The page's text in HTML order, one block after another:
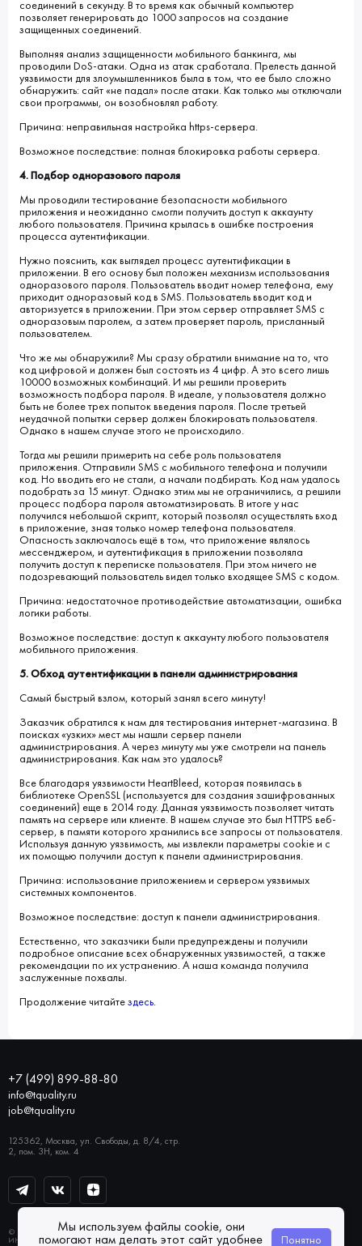
соединений в секунду. В то время как обычный компьютер
позволяет генерировать до 1000 запросов на создание
защищенных соединений.
Выполняя анализ защищенности мобильного банкинга, мы
проводили DoS-атаки. Одна из атак сработала. Прелесть данной
уязвимости для злоумышленников была в том, что ее было сложно
обнаружить: сайт «не падал» после атаки. Как только мы отключали
свои программы, он возобновлял работу.
Причина: неправильная настройка https-сервера.
Возможное последствие: полная блокировка работы сервера.
4. Подбор одноразового пароля
Мы проводили тестирование безопасности мобильного
приложения и неожиданно смогли получить доступ к аккаунту
любого пользователя. Причина крылась в ошибке построения
процесса аутентификации.
Нужно пояснить, как выглядел процесс аутентификации в
приложении. В его основу был положен механизм использования
одноразового пароля. Пользователь вводит номер телефона, ему
приходит одноразовый код в SMS. Пользователь вводит код и
авторизуется в приложении. При этом сервер отправляет SMS с
одноразовым паролем, а затем проверяет пароль, присланный
пользователем.
Что же мы обнаружили? Мы сразу обратили внимание на то, что
код цифровой и должен был состоять из 4 цифр. А это всего лишь
10000 возможных комбинаций. И мы решили проверить
возможность подбора пароля. В идеале, у пользователя должно
быть не более трех попыток введения пароля. После третьей
неудачной попытки сервер должен блокировать пользователя.
Однако в нашем случае этого не происходило.
Тогда мы решили примерить на себе роль пользователя
приложения. Отправили SMS с мобильного телефона и получили
код. Но вводить его не стали, а начали подбирать. Код нам удалось
подобрать за 15 минут. Однако этим мы не ограничились, а решили
процесс подбора пароля автоматизировать. В итоге у нас
получился небольшой скрипт, который позволял осуществлять вход
в приложение, зная только номер телефона пользователя.
Опасность заключалось ещё в том, что приложение являлось
мессенджером, и аутентификация в приложении позволяла
получить доступ к переписке пользователя. При этом ничего не
подозревающий пользователь видел только входящее SMS с кодом.
Причина: недостаточное противодействие автоматизации, ошибка
логики работы.
Возможное последствие: доступ к аккаунту любого пользователя
мобильного приложения.
5. Обход аутентификации в панели администрирования
Самый быстрый взлом, который занял всего минуту!
Заказчик обратился к нам для тестирования интернет-магазина. В
поисках «узких» мест мы нашли сервер панели
администрирования. А через минуту мы уже смотрели на панель
администрирования. Как нам это удалось?
Все благодаря уязвимости HeartBleed, которая появилась в
библиотеке OpenSSL (используется для создания зашифрованных
соединений) еще в 2014 году. Данная уязвимость позволяет читать
память на сервере или клиенте. В нашем случае это был HTTPS веб-
сервер, в памяти которого хранились все запросы от пользователя.
Используя данную уязвимость, мы извлекли параметры cookie и с
их помощью получили доступ к панели администрирования.
Причина: использование приложением и сервером уязвимых
системных компонентов.
Возможное последствие: доступ к панели администрирования.
Естественно, что заказчики были предупреждены и получили
подробное описание всех обнаруженных уязвимостей, а также
рекомендации по их устранению. А наша команда получила
заслуженные похвалы.
Продолжение читайтездесь.
+7 (499) 899-88-80
info@tquality.ru
job@tquality.ru
125362, Москва, ул. Свободы, д. 8/4, стр.
2, пом. 3Н, ком. 4
© 2026 «ТОЧКА КАЧЕСТВА»
ИНН 7733832764
Мы используем файлы cookie, они
помогают нам делать этот сайт удобнее Понятно